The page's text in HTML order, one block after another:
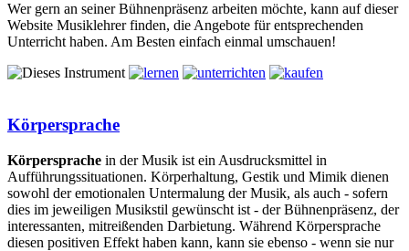
Wer gern an seiner Bühnenpräsenz arbeiten möchte, kann auf dieser
Website Musiklehrer finden, die Angebote für entsprechenden
Unterricht haben. Am Besten einfach einmal umschauen!
Körpersprache
Körpersprache in der Musik ist ein Ausdrucksmittel in
Aufführungssituationen. Körperhaltung, Gestik und Mimik dienen
sowohl der emotionalen Untermalung der Musik, als auch - sofern
dies im jeweiligen Musikstil gewünscht ist - der Bühnenpräsenz, der
interessanten, mitreißenden Darbietung. Während Körpersprache
diesen positiven Effekt haben kann, kann sie ebenso - wenn sie nur